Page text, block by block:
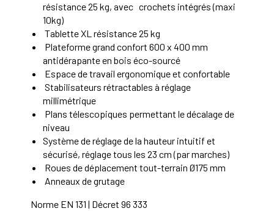
résistance 25 kg, avec crochets intégrés (maxi
10kg)
Tablette XL résistance 25 kg
Plateforme grand confort 600 x 400 mm
antidérapante en bois éco-sourcé
Espace de travail ergonomique et confortable
Stabilisateurs rétractables à réglage
millimétrique
Plans télescopiques permettant le décalage de
niveau
Système de réglage de la hauteur intuitif et
sécurisé, réglage tous les 23 cm (par marches)
Roues de déplacement tout-terrain Ø175 mm
Anneaux de grutage
Norme EN 131 | Décret 96 333